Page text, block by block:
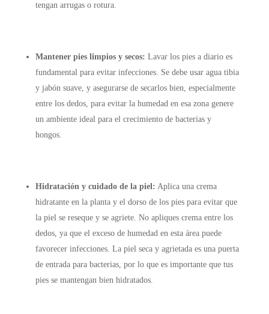
tengan arrugas o rotura.
Mantener pies limpios y secos: Lavar los pies a diario es
fundamental para evitar infecciones. Se debe usar agua tibia
y jabón suave, y asegurarse de secarlos bien, especialmente
entre los dedos, para evitar la humedad en esa zona genere
un ambiente ideal para el crecimiento de bacterias y
hongos.
Hidratación y cuidado de la piel: Aplica una crema
hidratante en la planta y el dorso de los pies para evitar que
la piel se reseque y se agriete. No apliques crema entre los
dedos, ya que el exceso de humedad en esta área puede
favorecer infecciones. La piel seca y agrietada es una puerta
de entrada para bacterias, por lo que es importante que tus
pies se mantengan bien hidratados.